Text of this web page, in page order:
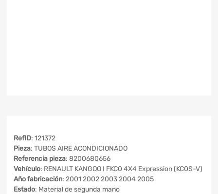
RefID: 121372
Pieza: TUBOS AIRE ACONDICIONADO
Referencia pieza: 8200680656
Vehículo: RENAULT KANGOO I FKC0 4X4 Expression (KC0S-V)
Año fabricación: 2001 2002 2003 2004 2005
Estado: Material de segunda mano